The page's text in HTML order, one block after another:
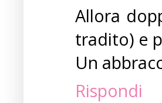
Allora
tradito) e
Un
Rispondi